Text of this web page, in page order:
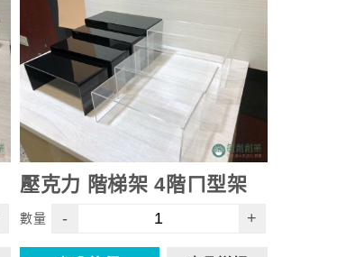
壓克力 階梯架 4階ㄇ型架
數量 - +